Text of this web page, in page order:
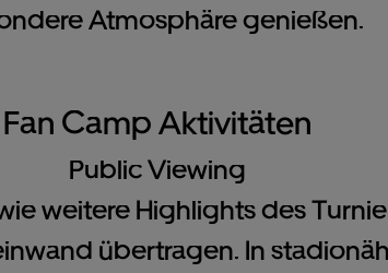
Atmosphäre genießen.
Fan Camp Aktivitäten
Public Viewing
weitere Highlights des
übertragen. In